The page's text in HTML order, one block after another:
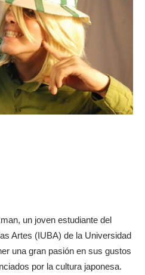
un joven estudiante del
Artes (IUBA) de la Universidad
una gran pasión en sus gustos
por la cultura japonesa.